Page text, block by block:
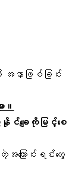
အနာဖြစ်ခြင်း
။
င်ချေကိုမြင့်စေ
ကြောင်းရင်းတွေ